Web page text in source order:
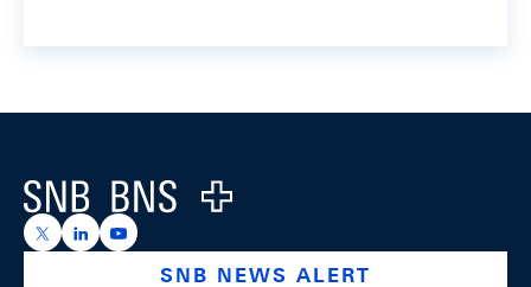
Logo
https://x.com/snb_bns
https://ch.linkedin.com/company/swiss-national-
https://www.youtube.com/@swissnationalbank
SNB NEWS ALERT